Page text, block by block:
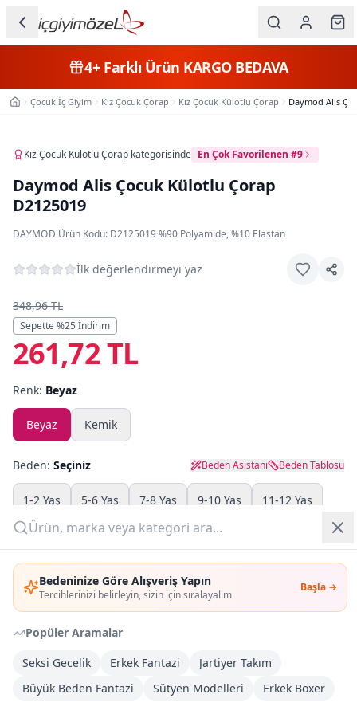
Bedeninize Göre Alışveriş Yapın
Tercihlerinizi belirleyin, sizin için sıralayalım
Başla →
Popüler Aramalar
Seksi Gecelik
Erkek Fantazi
Jartiyer Takım
Büyük Beden Fantazi
Sütyen Modelleri Erkek Boxer
Kategorileri
Kadın
Erkek
Çocuk
Beden
Markalar
Plaj & Mayo
Yazlık Pijama
Kampanyalar
Yeni Gelenler
OUTLET
Giriş Yap
Üye Ol
4+Farklı Ürün KARGO BEDAVA
Ana SayfaÇocuk İç Giyim Kız Çocuk Çorap Kız Çocuk Külotlu Çorap Daymod Alis
Kız Çocuk Külotlu Çorap kategorisinde En Çok Favorilenen #9
Daymod Alis Çocuk Külotlu Çorap
D2125019
DAYMOD·Ürün Kodu: D2125019·%90 Polyamide, %10 Elastan
İlk değerlendirmeyi yaz
348,96 TL
Sepette %25 İndirim
261,72 TL
Renk: Beyaz
Beyaz Kemik
Beden: Seçiniz Beden Asistanı Beden Tablosu
1-2 Yaş 5-6 Yaş 7-8 Yaş 9-10 Yaş 11-12 Yaş
Adet:
Sepete Ekle
DHL Kargoya Teslim